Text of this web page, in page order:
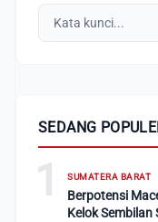
SEDANG
1 SUMATERA BARAT
Berpotensi
Kelok